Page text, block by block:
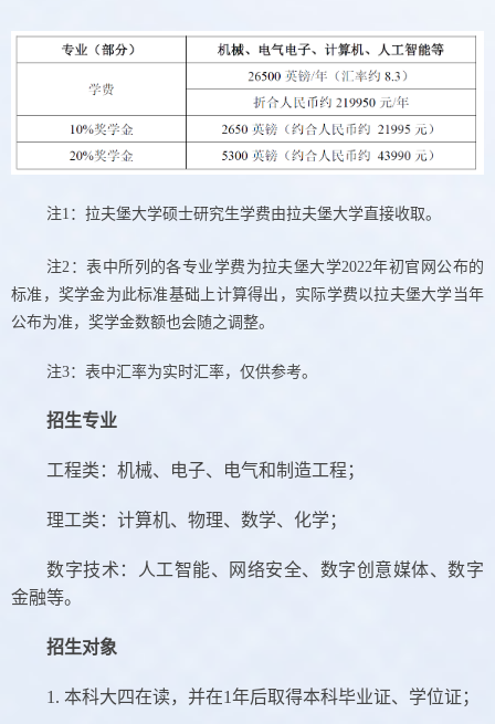
注1 ：拉夫堡大学硕士研究生学费由拉夫堡大学直接收取。
注2 ：表中所列的各专业学费为拉夫堡大学2022年初官网公布的
标准，奖学金为此标准基础上计算得出，实际学费以拉夫堡大学当年
公布为准，奖学金数额也会随之调整。
注3：表中汇率为实时汇率，仅供参考。
招生专业
工程类：机械、电子、电气和制造工程；
理工类：计算机、物理、数学、化学；
数字技术：人工智能、网络安全、数字创意媒体、数字
金融等。
招生对象
1. 本科大四在读，并在1年后取得本科毕业证、学位证；